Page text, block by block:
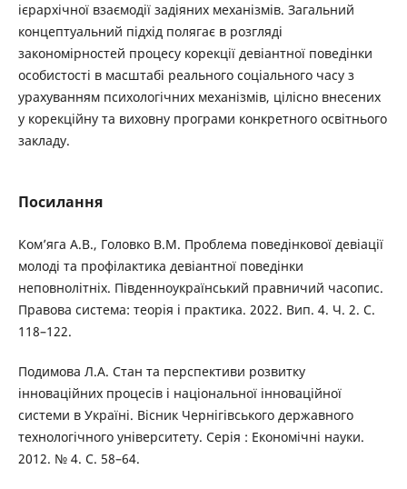
ієрархічної взаємодії задіяних механізмів. Загальний
концептуальний підхід полягає в розгляді
закономірностей процесу корекції девіантної поведінки
особистості в масштабі реального соціального часу з
урахуванням психологічних механізмів, цілісно внесених
у корекційну та виховну програми конкретного освітнього
закладу.
Посилання
Ком’яга А.В., Головко В.М. Проблема поведінкової девіації
молоді та профілактика девіантної поведінки
неповнолітніх. Південноукраїнський правничий часопис.
Правова система: теорія і практика. 2022. Вип. 4. Ч. 2. С.
118–122.
Подимова Л.А. Стан та перспективи розвитку
інноваційних процесів і національної інноваційної
системи в Україні. Вісник Чернігівського державного
технологічного університету. Серія : Економічні науки.
2012. № 4. С. 58–64.